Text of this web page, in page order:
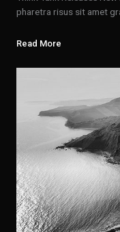
pharetra risus sit amet
Read More